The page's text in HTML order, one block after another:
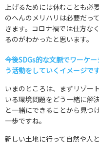
上げるためには休むことも必
のへんのメリハリは必要だっ
きます。コロナ禍では仕方な
るのがわかったと思います。
――今後SDGs的な文脈でワーケ
う活動をしていくイメージです
いまのところは、まずリゾー
いる環境問題をどう一緒に解
と一緒にできることから見つ
一歩ですね。
新しい土地に行って自然や人